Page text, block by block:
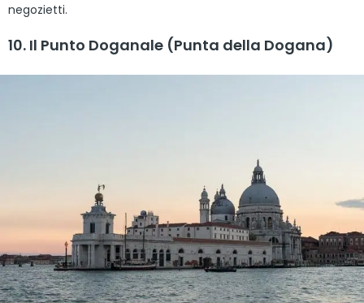
negozietti.
10. Il Punto Doganale (Punta della Dogana)